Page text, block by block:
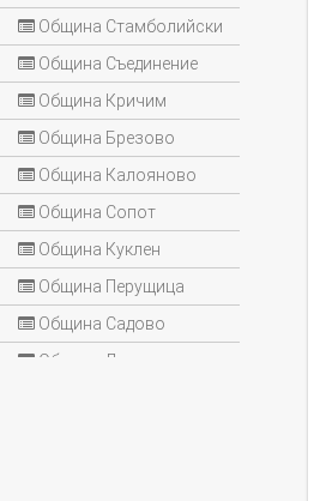
Община Стамболийски
Община Съединение
Община Кричим
Община Брезово
Община Калояново
Община Сопот
Община Куклен
Община Перущица
Община Садово
Община Лъки